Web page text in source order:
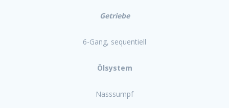
Getriebe
6-Gang, sequentiell
Ölsystem
Nasssumpf